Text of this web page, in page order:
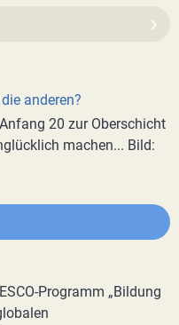
anderen?
20 zur Oberschicht
machen... Bild:
Programm „Bildung